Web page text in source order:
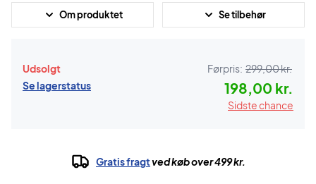
Om produktet Se tilbehør
Udsolgt
Se lagerstatus
Førpris: 299,00 kr.
198,00 kr.
Sidste chance
Gratis fragtved køb over 499 kr.